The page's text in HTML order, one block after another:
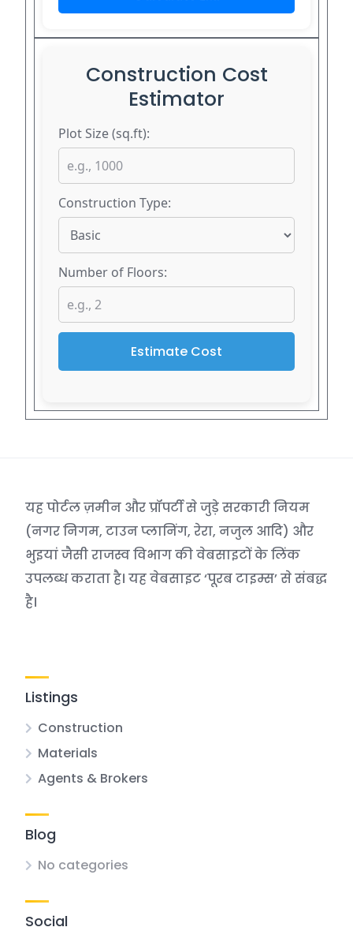
Construction Cost
Estimator
Plot Size (sq.ft):
Construction Type:
Number of Floors:
Estimate Cost
यह पोर्टल ज़मीन और प्रॉपर्टी से जुड़े सरकारी नियम
(नगर निगम, टाउन प्लानिंग, रेरा, नजुल आदि) और
भुइयां जैसी राजस्व विभाग की वेबसाइटों के लिंक
उपलब्ध कराता है। यह वेबसाइट ‘पूरब टाइम्स’ से संबद्ध
है।
Listings
Construction
Materials
Agents & Brokers
Blog
No categories
Social